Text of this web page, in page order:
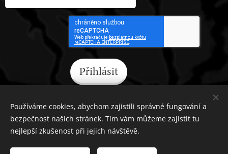
Přihlásit
Zapomněli jste heslo?
Používáme cookies, abychom zajistili správné fungování a
bezpečnost našich stránek. Tím vám můžeme zajistit tu
nejlepší zkušenost při jejich návštěvě.